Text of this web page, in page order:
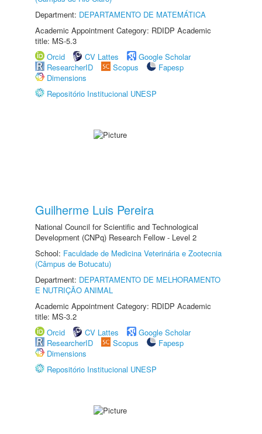
Department: DEPARTAMENTO DE MATEMÁTICA
Academic Appointment Category: RDIDP Academic
title: MS-5.3
Orcid
CV Lattes
Google Scholar
ResearcherID
Scopus
Fapesp
Dimensions
Repositório Institucional UNESP
Guilherme Luis Pereira
National Council for Scientific and Technological
Development (CNPq) Research Fellow - Level 2
School: Faculdade de Medicina Veterinária e Zootecnia
(Câmpus de Botucatu)
Department: DEPARTAMENTO DE MELHORAMENTO
E NUTRIÇÃO ANIMAL
Academic Appointment Category: RDIDP Academic
title: MS-3.2
Orcid
CV Lattes
Google Scholar
ResearcherID
Scopus
Fapesp
Dimensions
Repositório Institucional UNESP